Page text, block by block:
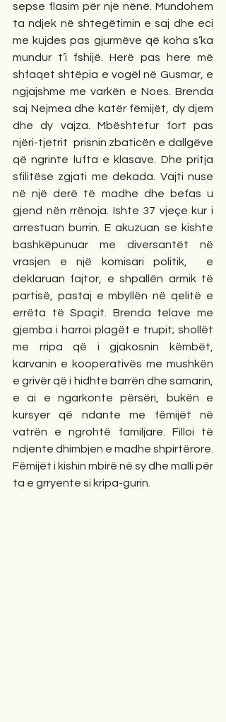
sepse flasim për një nënë. Mundohem
ta ndjek në shtegëtimin e saj dhe eci
me kujdes pas gjurmëve që koha s’ka
mundur t’i fshijë. Herë pas here më
shfaqet shtëpia e vogël në Gusmar, e
ngjajshme me varkën e Noes. Brenda
saj Nejmea dhe katër fëmijët, dy djem
dhe dy vajza. Mbështetur fort pas
njëri-tjetrit  prisnin zbaticën e dallgëve
që ngrinte lufta e klasave. Dhe pritja
sfilitëse zgjati me dekada. Vajti nuse
në një derë të madhe dhe befas u
gjend nën rrënoja. Ishte 37 vjeçe kur i
arrestuan burrin. E akuzuan se kishte
bashkëpunuar me diversantët në
vrasjen e një komisari politik,  e
deklaruan fajtor, e shpallën armik të
partisë, pastaj e mbyllën në qelitë e
errëta të Spaçit. Brenda telave me
gjemba i harroi plagët e trupit; shollët
me rripa që i gjakosnin këmbët,
karvanin e kooperativës me mushkën
e grivër që i hidhte barrën dhe samarin,
e ai e ngarkonte përsëri, bukën e
kursyer që ndante me fëmijët në
vatrën e ngrohtë familjare. Filloi të
ndjente dhimbjen e madhe shpirtërore.
Fëmijët i kishin mbirë në sy dhe malli për
ta e grryente si kripa-gurin.